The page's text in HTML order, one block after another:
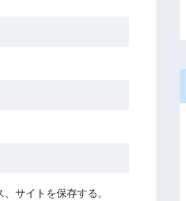
サイトを保存する。